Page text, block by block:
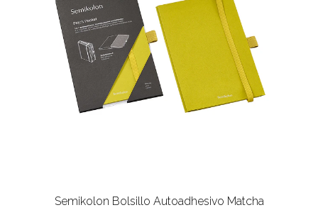
Semikolon Bolsillo Autoadhesivo Matcha